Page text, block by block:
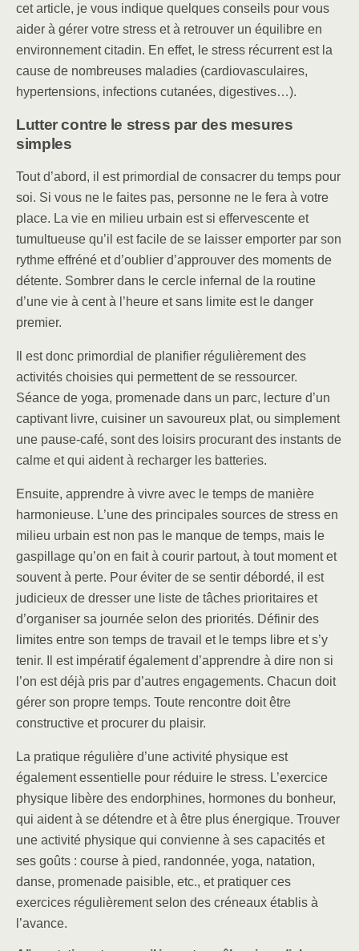
cet article, je vous indique quelques conseils pour vous
aider à gérer votre stress et à retrouver un équilibre en
environnement citadin. En effet, le stress récurrent est la
cause de nombreuses maladies (cardiovasculaires,
hypertensions, infections cutanées, digestives…).
Lutter contre le stress par des mesures
simples
Tout d’abord, il est primordial de consacrer du temps pour
soi. Si vous ne le faites pas, personne ne le fera à votre
place. La vie en milieu urbain est si effervescente et
tumultueuse qu’il est facile de se laisser emporter par son
rythme effréné et d’oublier d’approuver des moments de
détente. Sombrer dans le cercle infernal de la routine
d’une vie à cent à l’heure et sans limite est le danger
premier.
Il est donc primordial de planifier régulièrement des
activités choisies qui permettent de se ressourcer.
Séance de yoga, promenade dans un parc, lecture d’un
captivant livre, cuisiner un savoureux plat, ou simplement
une pause-café, sont des loisirs procurant des instants de
calme et qui aident à recharger les batteries.
Ensuite, apprendre à vivre avec le temps de manière
harmonieuse. L’une des principales sources de stress en
milieu urbain est non pas le manque de temps, mais le
gaspillage qu’on en fait à courir partout, à tout moment et
souvent à perte. Pour éviter de se sentir débordé, il est
judicieux de dresser une liste de tâches prioritaires et
d’organiser sa journée selon des priorités. Définir des
limites entre son temps de travail et le temps libre et s’y
tenir. Il est impératif également d’apprendre à dire non si
l’on est déjà pris par d’autres engagements. Chacun doit
gérer son propre temps. Toute rencontre doit être
constructive et procurer du plaisir.
La pratique régulière d’une activité physique est
également essentielle pour réduire le stress. L’exercice
physique libère des endorphines, hormones du bonheur,
qui aident à se détendre et à être plus énergique. Trouver
une activité physique qui convienne à ses capacités et
ses goûts : course à pied, randonnée, yoga, natation,
danse, promenade paisible, etc., et pratiquer ces
exercices régulièrement selon des créneaux établis à
l’avance.